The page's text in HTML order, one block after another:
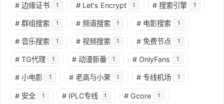
# 边缘证书 1 # Let's Encrypt 1 # 搜索引擎 1
# 群组搜索 1 # 频道搜索 1 # 电影搜索 1
# 音乐搜索 1 # 视频搜索 1 # 免费节点 1
# TG代理 1 # 动漫新番 1 # OnlyFans 1
# 小电影 1 # 老高与小茉 1 # 专线机场 1
# 安全 1 # IPLC专线 1 # Gcore 1